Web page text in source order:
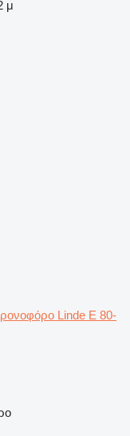
μ
Linde E 80-